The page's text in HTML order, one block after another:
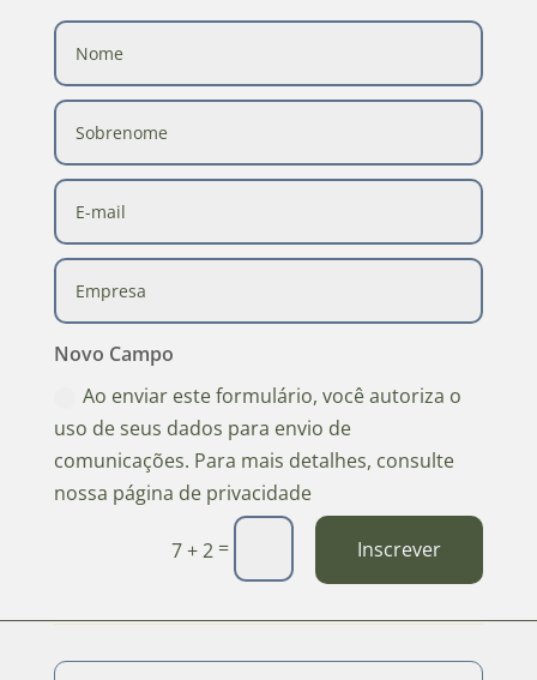
Novo Campo
Ao enviar este formulário, você autoriza o
uso de seus dados para envio de
comunicações. Para mais detalhes, consulte
nossa página de privacidade
7 + 2 = Inscrever